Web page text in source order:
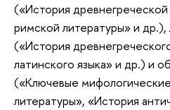
(«История
римской литературы» и др.),
(«История
латинского языка» и др.) и
(«Ключевые
литературы», «История